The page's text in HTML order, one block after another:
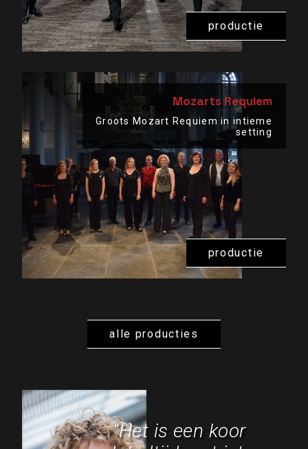
productie
productie
Mozarts Requiem
Groots Mozart Requiem in intieme
setting
alle producties
“Het is een koor